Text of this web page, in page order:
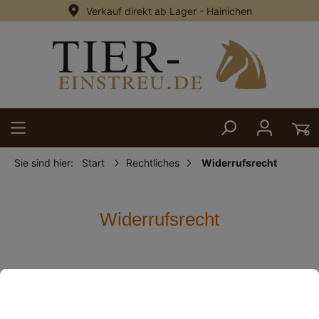
springen Verkauf direkt ab Lager - Hainichen
Sie sind hier: Start Rechtliches Widerrufsrecht
Widerrufsrecht